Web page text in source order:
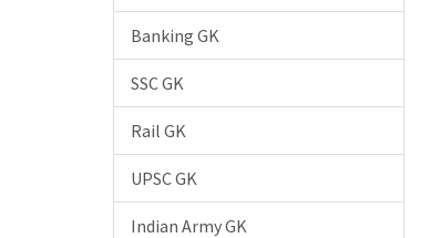
Banking GK
SSC GK
Rail GK
UPSC GK
Indian Army GK